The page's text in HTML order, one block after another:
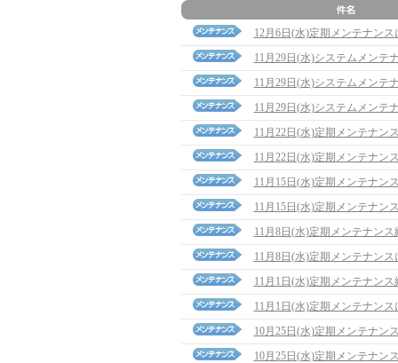
12月6日(水)定期メンテナンス
11月29日(水)システムメンテ
11月29日(水)システムメンテ
11月29日(水)システムメンテ
11月22日(水)定期メンテナン
11月22日(水)定期メンテナン
11月15日(水)定期メンテナン
11月15日(水)定期メンテナン
11月8日(水)定期メンテナン
11月8日(水)定期メンテナンス
11月1日(水)定期メンテナン
11月1日(水)定期メンテナンス
10月25日(水)定期メンテナン
10月25日(水)定期メンテナン